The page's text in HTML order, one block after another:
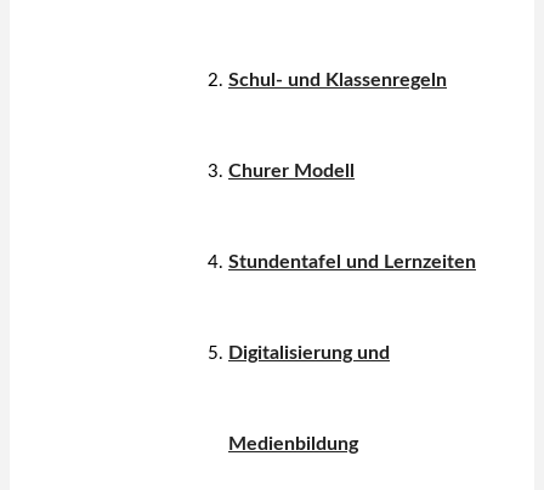
Schul- und Klassenregeln
Churer Modell
Stundentafel und Lernzeiten
Digitalisierung und
Medienbildung